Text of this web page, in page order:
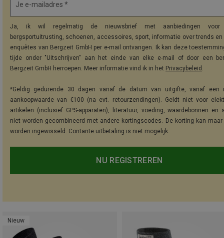
Je e-mailadres *
Ja, ik wil regelmatig de nieuwsbrief met aanbiedingen voor
bergsportuitrusting, schoenen, accessoires, sport, informatie over trends
enquêtes van Bergzeit GmbH per e-mail ontvangen. Ik kan deze
tijde onder "Uitschrijven" aan het einde van elke e-mail of door een
Bergzeit GmbH herroepen. Meer informatie vind ik in het Privacybeleid .
*Geldig gedurende 30 dagen vanaf de datum van uitgifte, vanaf een
aankoopwaarde van €100 (na evt. retourzendingen). Geldt niet voor
artikelen (inclusief GPS-apparaten), literatuur, voeding, waardebonnen en
niet worden gecombineerd met andere kortingscodes. De korting kan maar
worden ingewisseld. Contante uitbetaling is niet mogelijk.
NU REGISTREREN
Nieuw